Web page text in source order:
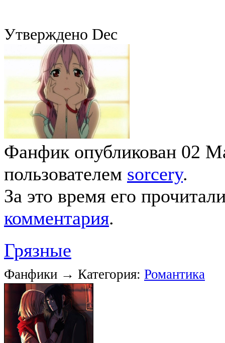
Утверждено Dec
Фанфик опубликован 02
пользователем sorcery.
За это время его
комментария.
Грязные
Фанфики → Категория: Романтика